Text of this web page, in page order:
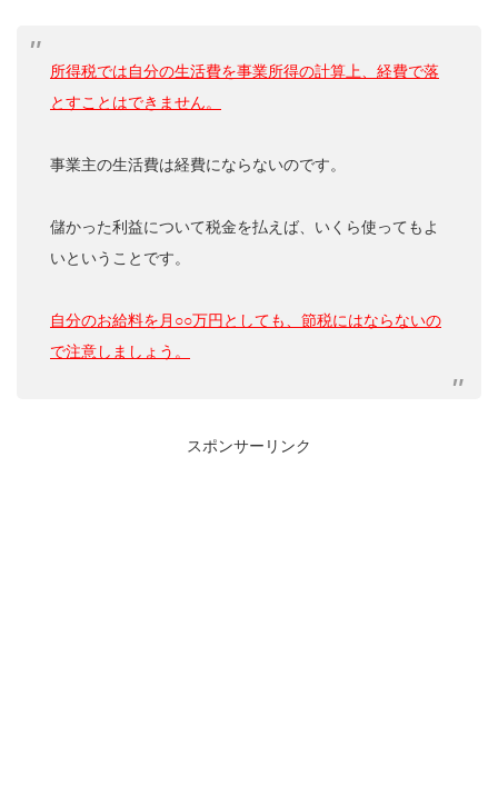
所得税では自分の生活費を事業所得の計算上、経費で落
とすことはできません。
事業主の生活費は経費にならないのです。
儲かった利益について税金を払えば、いくら使ってもよ
いということです。
自分のお給料を月○○万円としても、節税にはならないの
で注意しましょう。
スポンサーリンク